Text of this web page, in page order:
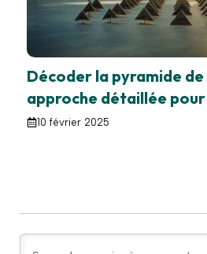
Décoder la pyramide de
approche détaillée
10 février 2025